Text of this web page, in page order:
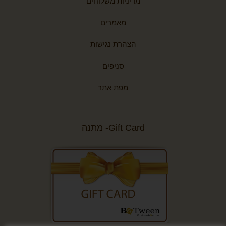
מאמרים
הצהרת נגישות
סניפים
מפת אתר
Gift Card- מתנה